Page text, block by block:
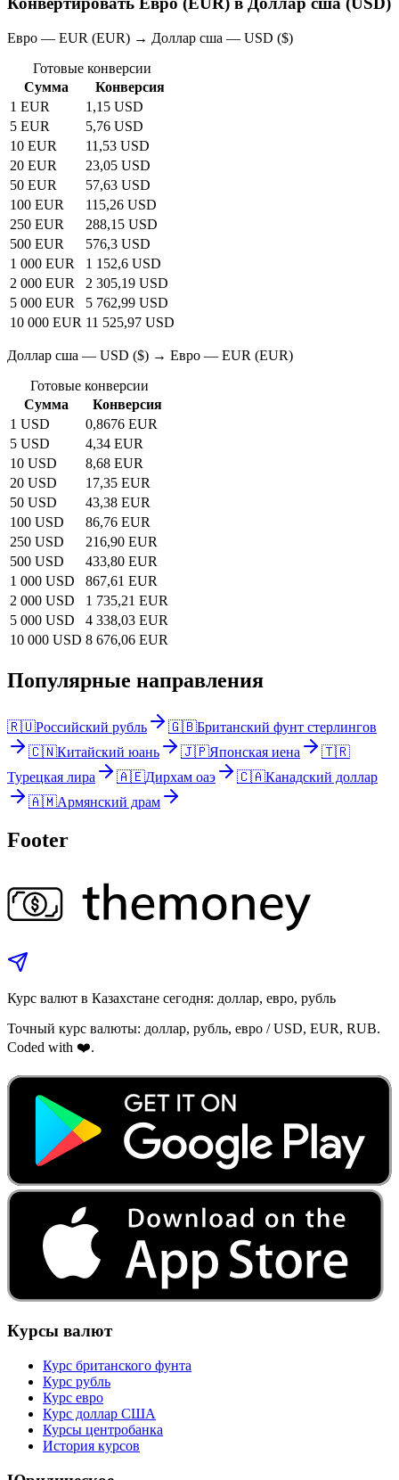
Евро — EUR (EUR) → Доллар сша — USD ($)
Готовые конверсии
Сумма
Конверсия
1 EUR
1,15 USD
5 EUR
5,76 USD
10 EUR
11,53 USD
20 EUR
23,05 USD
50 EUR
57,63 USD
100 EUR
115,26 USD
250 EUR
288,15 USD
500 EUR
576,3 USD
1 000 EUR
1 152,6 USD
2 000 EUR
2 305,19 USD
5 000 EUR
5 762,99 USD
10 000 EUR 11 525,97 USD
Доллар сша — USD ($) → Евро — EUR (EUR)
Готовые конверсии
Сумма
Конверсия
1 USD
0,8676 EUR
5 USD
4,34 EUR
10 USD
8,68 EUR
20 USD
17,35 EUR
50 USD
43,38 EUR
100 USD
86,76 EUR
250 USD
216,90 EUR
500 USD
433,80 EUR
1 000 USD
867,61 EUR
2 000 USD
1 735,21 EUR
5 000 USD
4 338,03 EUR
10 000 USD 8 676,06 EUR
Популярные направления
🇷🇺Российский рубль 🇬🇧Британский фунт стерлингов
🇨🇳Китайский юань 🇯🇵Японская иена
🇹🇷
Турецкая лира
🇦🇪Дирхам оаэ 🇨🇦Канадский доллар
🇦🇲Армянский драм
Footer
Курс валют в Казахстане сегодня: доллар, евро, рубль
Точный курс валюты: доллар, рубль, евро / USD, EUR, RUB.
Coded with ❤️.
Курсы валют
Курс британского фунта
Курс рубль
Курс евро
Курс доллар США
Курсы центробанка
История курсов